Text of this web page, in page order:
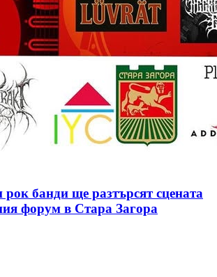
банди ще разтърсят сцената
форум в Стара Загора